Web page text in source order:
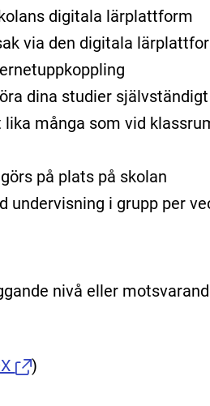
digitala lärplattform
via den digitala
dina studier självständigt
många som vid
på plats på skolan
i grupp per
nivå eller
)